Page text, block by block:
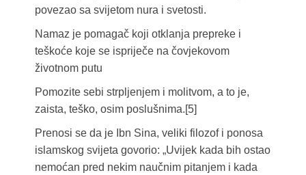
povezao sa svijetom nura i svetosti.
Namaz je pomagač koji otklanja prepreke i
teškoće koje se ispriječe na čovjekovom
životnom putu
Pomozite sebi strpljenjem i molitvom, a to je,
zaista, teško, osim poslušnima.[5]
Prenosi se da je Ibn Sina, veliki filozof i ponosa
islamskog svijeta govorio: „Uvijek kada bih ostao
nemoćan pred nekim naučnim pitanjem i kada